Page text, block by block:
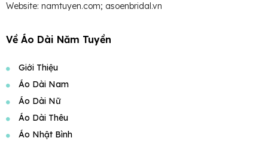
Website: namtuyen.com; asoenbridal.vn
Về Áo Dài Năm Tuyền
Giới Thiệu
Áo Dài Nam
Áo Dài Nữ
Áo Dài Thêu
Áo Nhật Bình